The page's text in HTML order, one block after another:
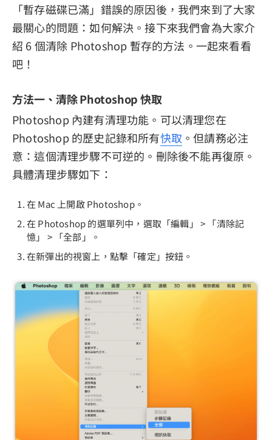
「暫存磁碟已滿」錯誤的原因後，我們來到了大家
最關心的問題：如何解決。接下來我們會為大家介
紹 6 個清除 Photoshop 暫存的方法。一起來看看
吧！
方法一、清除 Photoshop 快取
Photoshop 內建有清理功能。可以清理您在
Photoshop 的歷史記錄和所有快取 。但請務必注
意：這個清理步驟不可逆的。刪除後不能再復原。
具體清理步驟如下：
在 Mac 上開啟 Photoshop。
在 Photoshop 的選單列中，選取「編輯」 > 「清除記
憶」 > 「全部」。
在新彈出的視窗上，點擊「確定」按鈕。